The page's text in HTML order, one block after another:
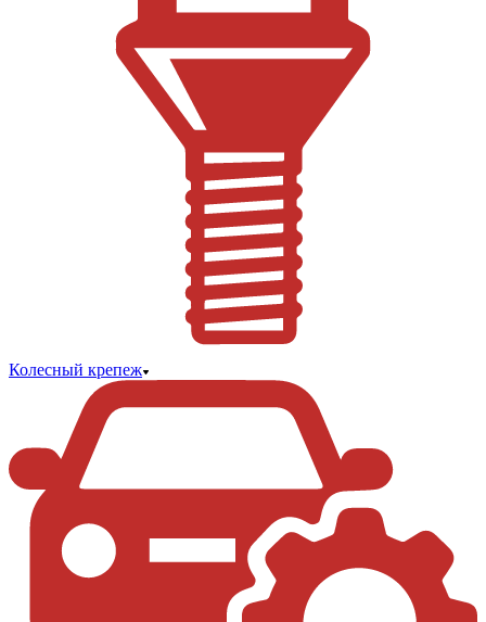
Колесный крепеж